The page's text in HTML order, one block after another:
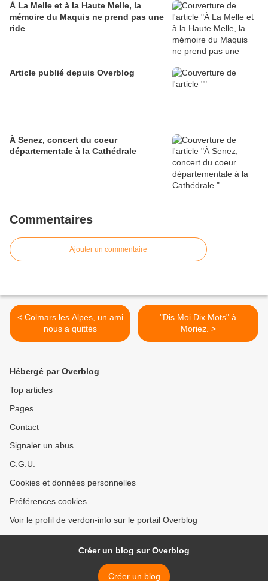
À La Melle et à la Haute Melle, la
mémoire du Maquis ne prend pas une
ride
Article publié depuis Overblog
À Senez, concert du coeur
départementale à la Cathédrale
Commentaires
Ajouter un commentaire
< Colmars les Alpes, un ami
nous a quittés
"Dis Moi Dix Mots" à
Moriez. >
Hébergé par Overblog
Top articles
Pages
Contact
Signaler un abus
C.G.U.
Cookies et données personnelles
Préférences cookies
Voir le profil de verdon-info sur le portail Overblog
Créer un blog sur Overblog
Créer un blog